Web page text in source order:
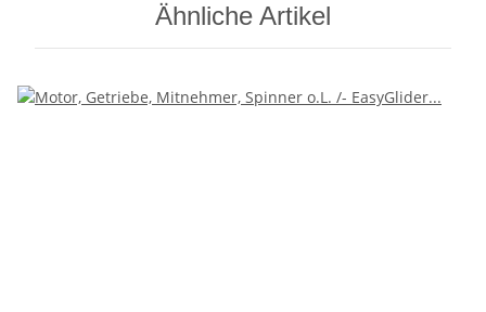
Ähnliche Artikel